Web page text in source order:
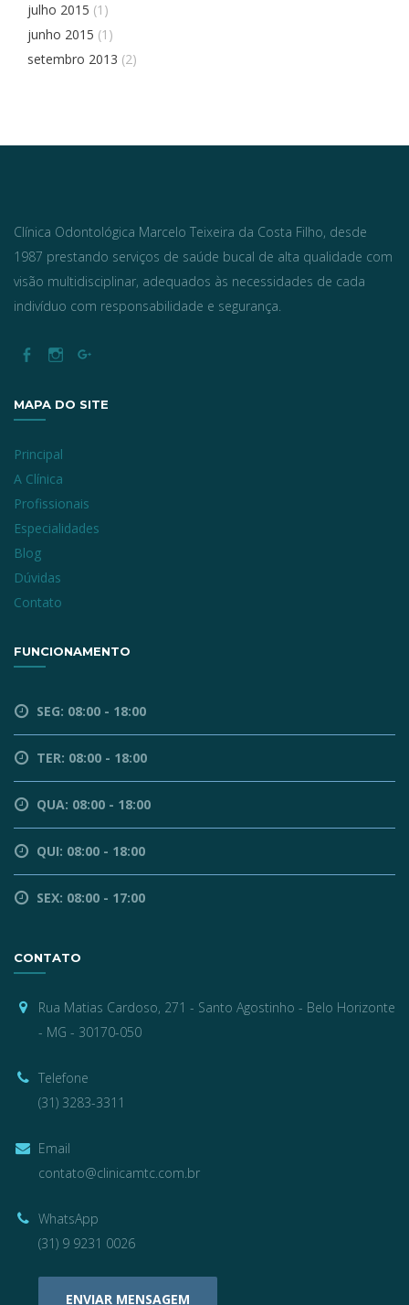
julho 2015 (1)
junho 2015 (1)
setembro 2013 (2)
Clínica Odontológica Marcelo Teixeira da Costa Filho, desde
1987 prestando serviços de saúde bucal de alta qualidade com
visão multidisciplinar, adequados às necessidades de cada
indivíduo com responsabilidade e segurança.
MAPA DO SITE
Principal
A Clínica
Profissionais
Especialidades
Blog
Dúvidas
Contato
FUNCIONAMENTO
SEG: 08:00 - 18:00
TER: 08:00 - 18:00
QUA: 08:00 - 18:00
QUI: 08:00 - 18:00
SEX: 08:00 - 17:00
CONTATO
Rua Matias Cardoso, 271 - Santo Agostinho - Belo Horizonte
- MG - 30170-050
Telefone
(31) 3283-3311
Email
contato@clinicamtc.com.br
WhatsApp
(31) 9 9231 0026
ENVIAR MENSAGEM